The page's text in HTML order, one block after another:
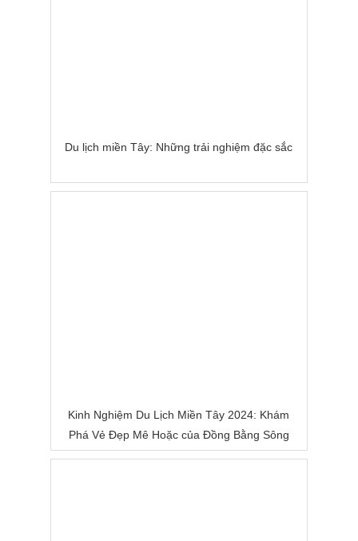
Du lịch miền Tây: Những trải nghiệm đặc sắc
Kinh Nghiệm Du Lịch Miền Tây 2024: Khám
Phá Vẻ Đẹp Mê Hoặc của Đồng Bằng Sông
Nước